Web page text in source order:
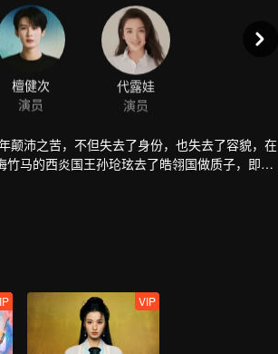
檀健次
演员
代露娃
演员
颠沛之苦，不但失去了身份，也失去了容貌，在
马的西炎国王孙玱玹去了皓翎国做质子，即使
危的青丘公子涂山璟，朝夕相处中二人情愫渐
与玱玹相认，恢复王姬身份。为了一统天下，
VIP